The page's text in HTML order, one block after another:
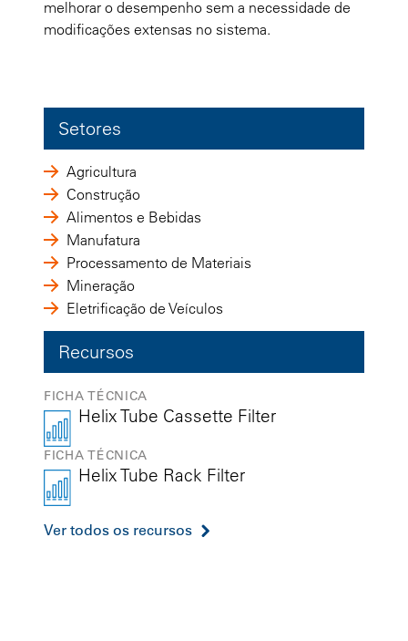
melhorar o desempenho sem a necessidade de
modificações extensas no sistema.
Setores
Agricultura
Construção
Alimentos e Bebidas
Manufatura
Processamento de Materiais
Mineração
Eletrificação de Veículos
Recursos
FICHA TÉCNICA
Helix Tube Cassette Filter
FICHA TÉCNICA
Helix Tube Rack Filter
Ver todos os recursos